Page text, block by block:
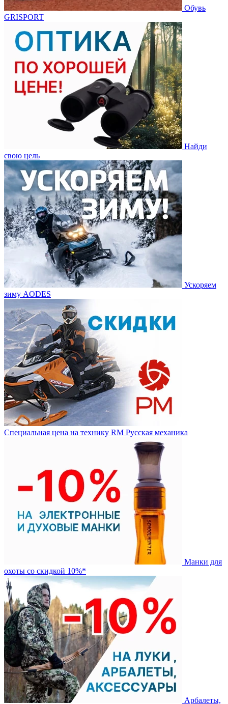
Обувь
GRISPORT
Найди
свою цель
Ускоряем
зиму AODES
Специальная цена на технику RM Русская механика
Манки для
охоты со скидкой 10%*
Арбалеты,